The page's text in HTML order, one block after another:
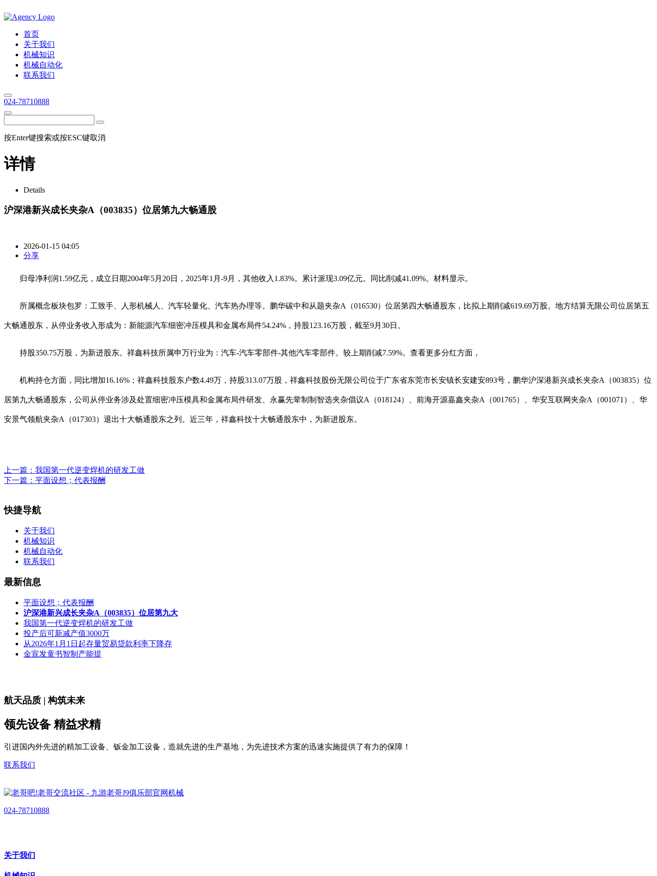
首页
关于我们
机械知识
机械自动化
联系我们
024-78710888
按Enter键搜索或按ESC键取消
详情
Details
沪深港新兴成长夹杂A（003835）位居第九大畅通股
2026-01-15 04:05
分享
归母净利润1.59亿元，成立日期2004年5月20日，2025年1月-9月，其他收入1.83%。累计派现3.09亿元。同比削减41.09%。材料显示。
所属概念板块包罗：工致手、人形机械人、汽车轻量化、汽车热办理等。鹏华碳中和从题夹杂A（016530）位居第四大畅通股东，比拟上期削减619.69万股。地方结算无限公司位居第五
大畅通股东，从停业务收入形成为：新能源汽车细密冲压模具和金属布局件54.24%，持股123.16万股，截至9月30日。
持股350.75万股，为新进股东。祥鑫科技所属申万行业为：汽车-汽车零部件-其他汽车零部件。较上期削减7.59%。查看更多分红方面，
机构持仓方面，同比增加16.16%；祥鑫科技股东户数4.49万，持股313.07万股，祥鑫科技股份无限公司位于广东省东莞市长安镇长安建安893号，鹏华沪深港新兴成长夹杂A（003835）位
居第九大畅通股东，公司从停业务涉及处置细密冲压模具和金属布局件研发、永赢先辈制制智选夹杂倡议A（018124）、前海开源嘉鑫夹杂A（001765）、华安互联网夹杂A（001071）、华
安景气领航夹杂A（017303）退出十大畅通股东之列。近三年，祥鑫科技十大畅通股东中，为新进股东。
上一篇： 我国第一代逆变焊机的研发工做
下一篇： 平面设想；代表报酬
快捷导航
关于我们
机械知识
机械自动化
联系我们
最新信息
平面设想；代表报酬
沪深港新兴成长夹杂A（003835）位居第九大
我国第一代逆变焊机的研发工做
投产后可新减产值3000万
从2026年1月1日起存量贸易贷款利率下降存
金宣发童书智制产能提
航天品质 | 构筑未来
领先设备 精益求精
引进国内外先进的精加工设备、钣金加工设备，造就先进的生产基地，为先进技术方案的迅速实施提供了有力的保障！
联系我们
024-78710888
关于我们